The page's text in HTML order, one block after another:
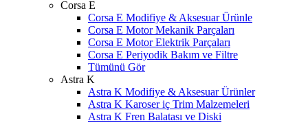
Corsa E
Corsa E Modifiye & Aksesuar Ürünle
Corsa E Motor Mekanik Parçaları
Corsa E Motor Elektrik Parçaları
Corsa E Periyodik Bakım ve Filtre
Tümünü Gör
Astra K
Astra K Modifiye & Aksesuar Ürünler
Astra K Karoser iç Trim Malzemeleri
Astra K Fren Balatası ve Diski